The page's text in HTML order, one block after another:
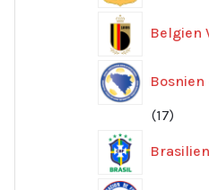
Belgien
Bosnien
1717